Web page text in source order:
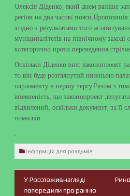
Олексія Діденко, який днем ​​раніше
регіон на два часові
згідно з результатами того ж
муніципалітетів на північному заході
категорично проти переведення
Оскільки Діденко вніс законопроект
то він буде розглянутий нижньою
парламенту в першу чергу.Разом з
впевненість, що законопроект
відхилений, оскільки документ, за її
помилки.
Інформція для роздумів
Навігація
У Росспоживнагляді
попередили про ранню